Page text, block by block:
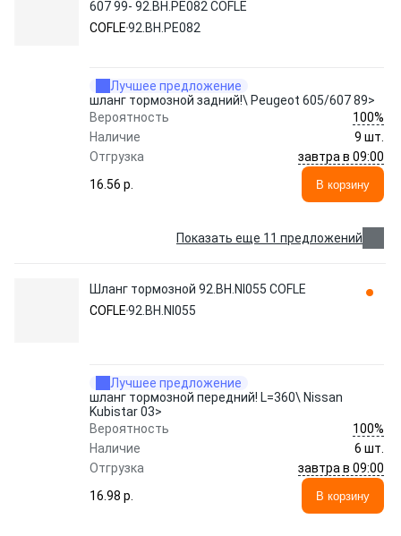
607 99- 92.BH.PE082 COFLE
COFLE92.BH.PE082
Лучшее предложение
шланг тормозной задний!\ Peugeot 605/607 89>
Вероятность
100%
Наличие
9 шт.
Отгрузка
завтра в 09:00
16.56 p.
В корзину
Показать еще 11 предложений
Шланг тормозной 92.BH.NI055 COFLE
COFLE92.BH.NI055
Лучшее предложение
шланг тормозной передний! L=360\ Nissan
Kubistar 03>
Вероятность
100%
Наличие
6 шт.
Отгрузка
завтра в 09:00
16.98 p.
В корзину